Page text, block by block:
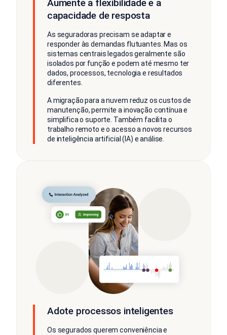
Aumente a flexibilidade e a
capacidade de resposta
As seguradoras precisam se adaptar e
responder às demandas flutuantes. Mas os
sistemas centrais legados geralmente são
isolados por função e podem até mesmo ter
dados, processos, tecnologia e resultados
diferentes.
A migração para a nuvem reduz os custos de
manutenção, permite a inovação contínua e
simplifica o suporte. Também facilita o
trabalho remoto e o acesso a novos recursos
de inteligência artificial (IA) e análise.
Adote processos inteligentes
Os segurados querem conveniência e